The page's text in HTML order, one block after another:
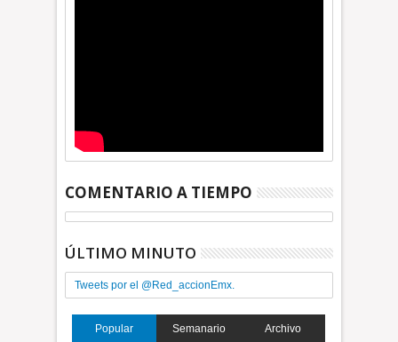
COMENTARIO A TIEMPO
ÚLTIMO MINUTO
Tweets por el @Red_accionEmx.
Popular Semanario Archivo